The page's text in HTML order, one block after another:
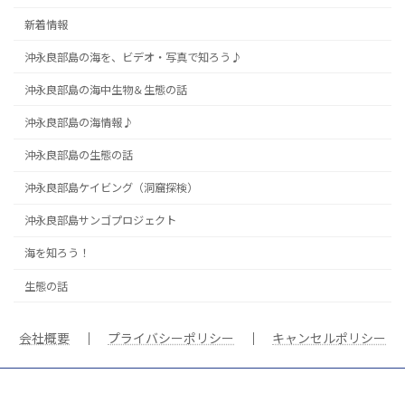
新着情報
沖永良部島の海を、ビデオ・写真で知ろう♪
沖永良部島の海中生物＆生態の話
沖永良部島の海情報♪
沖永良部島の生態の話
沖永良部島ケイビング（洞窟探検）
沖永良部島サンゴプロジェクト
海を知ろう！
生態の話
会社概要 プライバシーポリシー キャンセルポリシー